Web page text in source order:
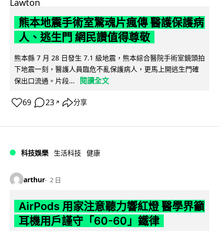
熊本地震手術室驚魂片瘋傳 醫護保護病
人、逃生門 網民讚值得尊敬
熊本縣 7 月 28 日發生 7.1 級地震，熊本綜合醫院手術室鏡頭拍
下地震一刻，醫護人員臨危不亂保護病人，更馬上開逃生門確
保出口流通。片段...
閱讀全文
69 23 ↗ 分享
科技娛樂 生活科技 健康
arthur 2 日
AirPods 用家注意聽力響紅燈 醫學界籲
耳機用戶謹守「60-60」鐵律